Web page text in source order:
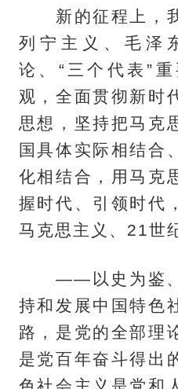
新的征程上，我
列宁主义、毛泽
论、“三个代表”
观，全面贯彻新时
思想，坚持把马克
国具体实际相结合
化相结合，用马克
握时代、引领时代
马克思主义、21世
——以史为鉴、
持和发展中国特色
路，是党的全部理
是党百年奋斗得出
色社会主义是党和